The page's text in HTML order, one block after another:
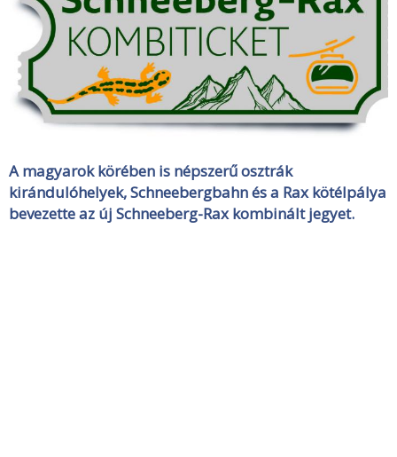
A magyarok körében is népszerű osztrák
kirándulóhelyek, Schneebergbahn és a Rax kötélpálya
bevezette az új Schneeberg-Rax kombinált jegyet.